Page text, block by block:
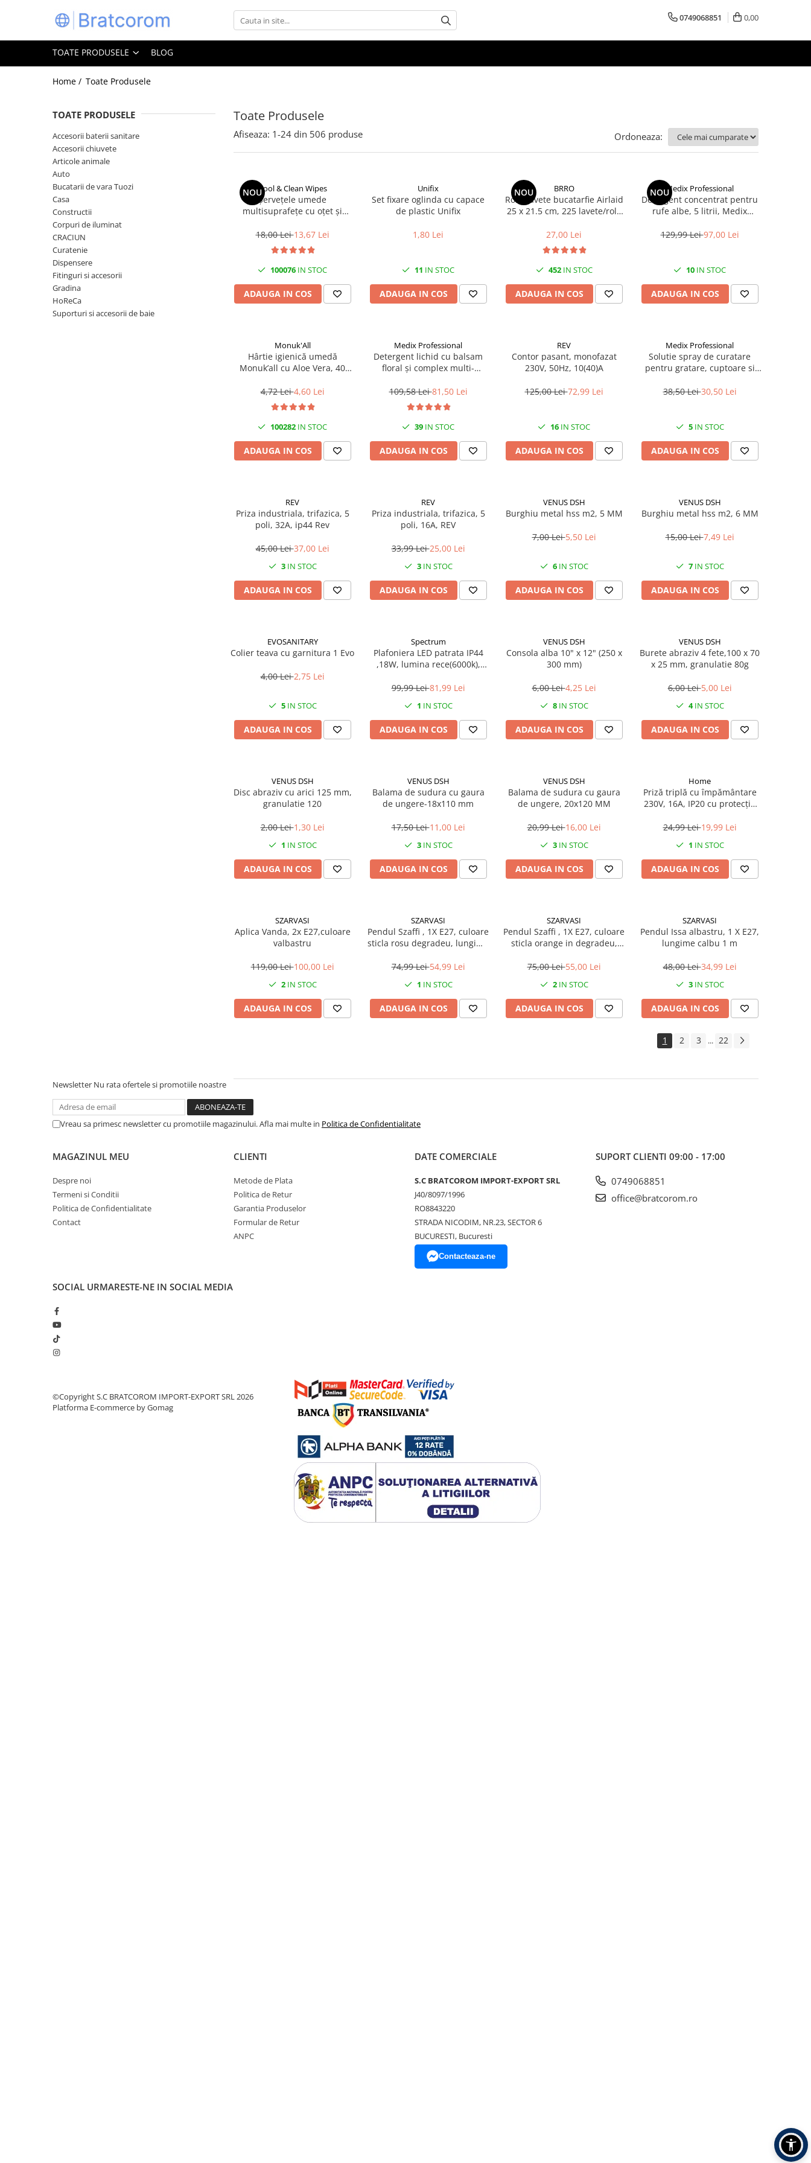
Toate Produsele
Articole animale
Adapatoare animale
Hrana pentru caini
Hrana pentru pisici
Produse igiena externa animale
Bucatarii de vara Tuozi
Articole ambalare
Articole bucatarie
Articole mobila
Articole organizare
Articole Sportive
Cutii postale
Solutii geamuri
Solutii universale
Aparate pentru stropit gradina
Aspersoare
Furtunuri gradinarit
Ghivece si suporturi
Lampi solare
Lopeti si unelte deszapezit
Mobilier gradina
Mufe si conectori irigare
Pavaje si borduri
0749068851 0,00
TOATE PRODUSELE BLOG
Home / Toate Produsele
Toate Produsele
TOATE PRODUSELE
Accesorii baterii sanitare
Accesorii chiuvete
Articole animale
Auto
Bucatarii de vara Tuozi
Casa
Constructii
Corpuri de iluminat
CRACIUN
Curatenie
Dispensere
Fitinguri si accesorii
Gradina
HoReCa
Suporturi si accesorii de baie
Afiseaza: 1-24 din 506 produse Ordoneaza:
NOUCool & Clean Wipes
Șervețele umede
multisuprafețe cu oțet și
Clean
18,00 Lei13,67 Lei
100076 IN STOC
ADAUGA IN COS
Unifix
Set fixare oglinda cu capace
de plastic Unifix
1,80 Lei
11 IN STOC
ADAUGA IN COS
NOU BRRO
Rola Lavete bucatarfie Airlaid
25 x 21.5 cm, 225 lavete/rola
27,00 Lei
452IN STOC
ADAUGA IN COS
NOUMedix Professional
Detergent concentrat pentru
rufe albe, 5 litrii, Medix
129,99 Lei97,00 Lei
10 IN STOC
ADAUGA IN COS
Monuk'All
Hârtie igienică umedă
Monuk’all cu Aloe Vera, 40
alcool
4,72 Lei4,60 Lei
100282 IN STOC
ADAUGA IN COS
Medix Professional
Detergent lichid cu balsam
floral și complex multi-
Professional
109,58 Lei81,50 Lei
39 IN STOC
ADAUGA IN COS
REV
Contor pasant, monofazat
230V, 50Hz, 10(40)A
125,00 Lei72,99 Lei
16 IN STOC
ADAUGA IN COS
Medix Professional
Solutie spray de curatare
pentru gratare, cuptoare si
Professional
38,50 Lei30,50 Lei
5IN STOC
ADAUGA IN COS
REV
Priza industriala, trifazica, 5
poli, 32A, ip44 Rev
45,00 Lei37,00 Lei
3IN STOC
ADAUGA IN COS
REV
Priza industriala, trifazica, 5
poli, 16A, REV
33,99 Lei25,00 Lei
3IN STOC
ADAUGA IN COS
VENUS DSH
Burghiu metal hss m2, 5 MM
7,00 Lei5,50 Lei
6IN STOC
ADAUGA IN COS
VENUS DSH
Burghiu metal hss m2, 6 MM
15,00 Lei7,49 Lei
7IN STOC
ADAUGA IN COS
EVOSANITARY
Colier teava cu garnitura 1 Evo
4,00 Lei2,75 Lei
5IN STOC
ADAUGA IN COS
Spectrum
Plafoniera LED patrata IP44
,18W, lumina rece(6000k),
99,99 Lei81,99 Lei
1 IN STOC
ADAUGA IN COS
VENUS DSH
Consola alba 10" x 12" (250 x
300 mm)
6,00 Lei4,25 Lei
8IN STOC
ADAUGA IN COS
VENUS DSH
Burete abraziv 4 fete,100 x 70
x 25 mm, granulatie 80g
6,00 Lei5,00 Lei
4IN STOC
ADAUGA IN COS
VENUS DSH
Disc abraziv cu arici 125 mm,
granulatie 120
2,00 Lei1,30 Lei
1 IN STOC
ADAUGA IN COS
VENUS DSH
Balama de sudura cu gaura
de ungere-18x110 mm
17,50 Lei11,00 Lei
3IN STOC
ADAUGA IN COS
VENUS DSH
Balama de sudura cu gaura
de ungere, 20x120 MM
20,99 Lei16,00 Lei
3IN STOC
ADAUGA IN COS
Home
Priză triplă cu împământare
230V, 16A, IP20 cu protecție
24,99 Lei19,99 Lei
1 IN STOC
ADAUGA IN COS
SZARVASI
Aplica Vanda, 2x E27,culoare
valbastru
119,00 Lei100,00 Lei
2IN STOC
ADAUGA IN COS
SZARVASI
Pendul Szaffi , 1X E27, culoare
sticla rosu degradeu, lungime
74,99 Lei54,99 Lei
1 IN STOC
ADAUGA IN COS
SZARVASI
Pendul Szaffi , 1X E27, culoare
sticla orange in degradeu,
75,00 Lei55,00 Lei
2IN STOC
ADAUGA IN COS
SZARVASI
Pendul Issa albastru, 1 X E27,
lungime calbu 1 m
48,00 Lei34,99 Lei
3IN STOC
ADAUGA IN COS
1 2 3 ... 22
Newsletter Nu rata ofertele si promotiile noastre
Vreau sa primesc newsletter cu promotiile magazinului. Afla mai multe in Politica de Confidentialitate
MAGAZINUL MEU
Despre noi
Termeni si Conditii
Politica de Confidentialitate
Contact
CLIENTI
Metode de Plata
Politica de Retur
Garantia Produselor
Formular de Retur
ANPC
DATE COMERCIALE
S.C BRATCOROM IMPORT-EXPORT SRL
J40/8097/1996
RO8843220
STRADA NICODIM, NR.23, SECTOR 6
BUCURESTI, Bucuresti
Contacteaza-ne
SUPORT CLIENTI 09:00 - 17:00
0749068851
office@bratcorom.ro
SOCIAL URMARESTE-NE IN SOCIAL MEDIA
©Copyright S.C BRATCOROM IMPORT-EXPORT SRL 2026
Platforma E-commerce by Gomag